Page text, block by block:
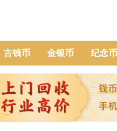
古钱币 金银币 纪念币